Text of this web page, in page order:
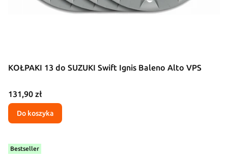
KOŁPAKI 13 do SUZUKI Swift Ignis Baleno Alto VPS
Cena
131,90 zł
Do koszyka
Bestseller